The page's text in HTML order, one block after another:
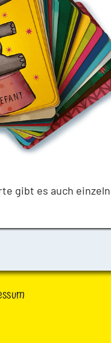
gibt es auch einzeln